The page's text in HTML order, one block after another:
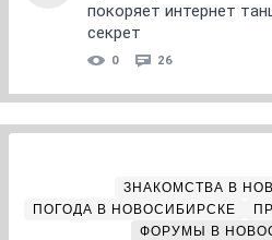
покоряет интернет
секрет
0 26
ЗНАКОМСТВА В
ПОГОДА В НОВОСИБИРСКЕ
ФОРУМЫ В